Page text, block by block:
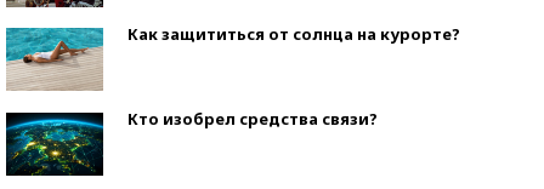
Как защититься от солнца на курорте?
Кто изобрел средства связи?